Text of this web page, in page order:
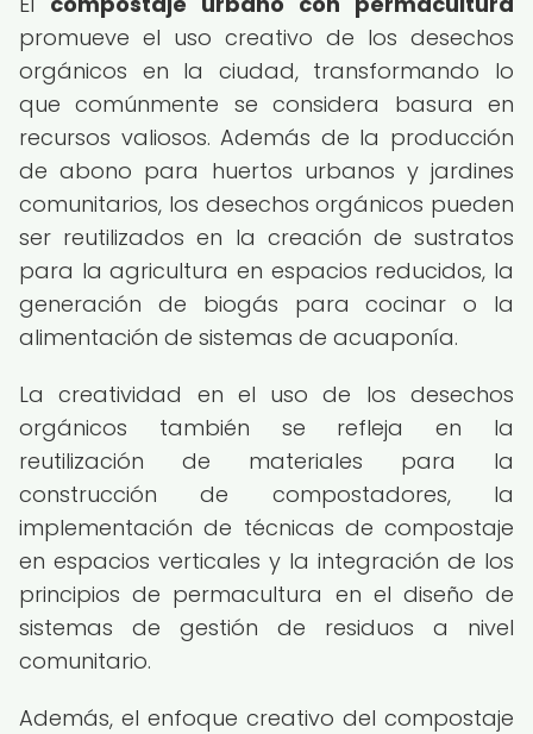
promueve el uso creativo de los desechos
orgánicos en la ciudad, transformando lo
que comúnmente se considera basura en
recursos valiosos. Además de la producción
de abono para huertos urbanos y jardines
comunitarios, los desechos orgánicos pueden
ser reutilizados en la creación de sustratos
para la agricultura en espacios reducidos, la
generación de biogás para cocinar o la
alimentación de sistemas de acuaponía.
La creatividad en el uso de los desechos
orgánicos también se refleja en la
reutilización de materiales para la
construcción de compostadores, la
implementación de técnicas de compostaje
en espacios verticales y la integración de los
principios de permacultura en el diseño de
sistemas de gestión de residuos a nivel
comunitario.
Además, el enfoque creativo del compostaje